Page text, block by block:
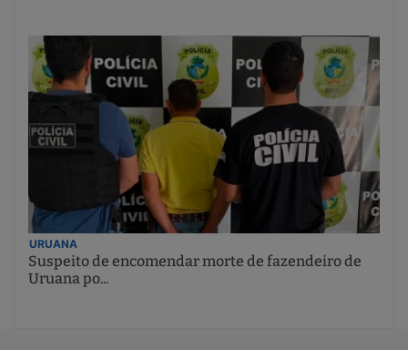
URUANA
Suspeito de encomendar morte de fazendeiro de
Uruana po...